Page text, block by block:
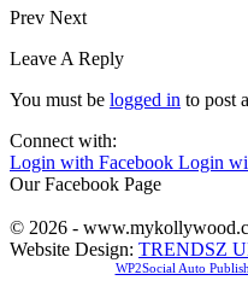
Prev Next
Leave A Reply
You must be logged in to post
Connect with:
Login with Facebook Login
Our Facebook Page
© 2026 -
Website Design: TRENDSZ
WP2Social Auto Publish